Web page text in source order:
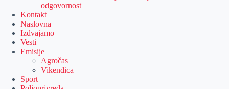
odgovornost
Kontakt
Naslovna
Izdvajamo
Vesti
Emisije
Agročas
Vikendica
Sport